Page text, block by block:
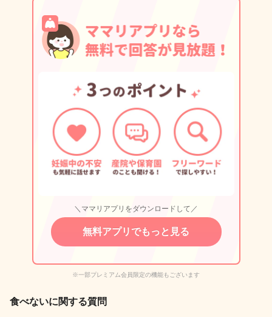
＼ママリアプリをダウンロードして／
無料アプリでもっと見る
※一部プレミアム会員限定の機能もございます
食べないに関する質問